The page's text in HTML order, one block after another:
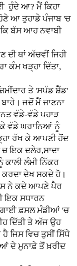
ਹੁੰਦੇ ਆ? ਮੈਂ ਕਿਹਾ
ਆ ਤੁਹਾਡੇ ਪੰਜਾਬ 'ਚ
ਬੱਸ ਆਹ ਨਵਾਬੀ
ਥਾਂ ਅੱਚਵੀਂ ਜਿਹੀ
ਕੰਮ ਖੜ੍ਹਾ ਦਿੱਤਾ,
ਤੇ 'ਸਪੱਡ ਸ਼ੈੱਡ'
ਜਦੋਂ ਮੈਂ ਜਾਣਨਾ
ਵੱਡੇ-ਵੱਡੇ ਪਹਾੜ
ਕੇ ਵੱਡੇ ਘਰਾਨਿਆਂ ਨੂੰ
ਰੱਖ ਕੇ ਆਪਣੀ ਹੋਂਦ
ਇਕ ਦਲੇਰ,ਸਾਦਾ
ਲੰਮੀ ਨਿੱਕਰ
ਦੇਖ ਸਕਦੇ ਹੋ।
ਨੇ ਕਦੇ ਆਪਣੇ ਪੈਰ
ਇਕ ਸਧਾਰਨ
ਫ਼ਸਲ ਮੰਡੀਆਂ 'ਚ
ਦਿੱਤੀ ਤੇ ਅੱਜ ਉਹ
ਜਿਸ ਵਿਚ ਤੁਸੀਂ ਸਿੱਧੇ
ਦੇ ਮੁਨਾਫ਼ੇ ਤੋਂ ਖ਼ਰੀਦ